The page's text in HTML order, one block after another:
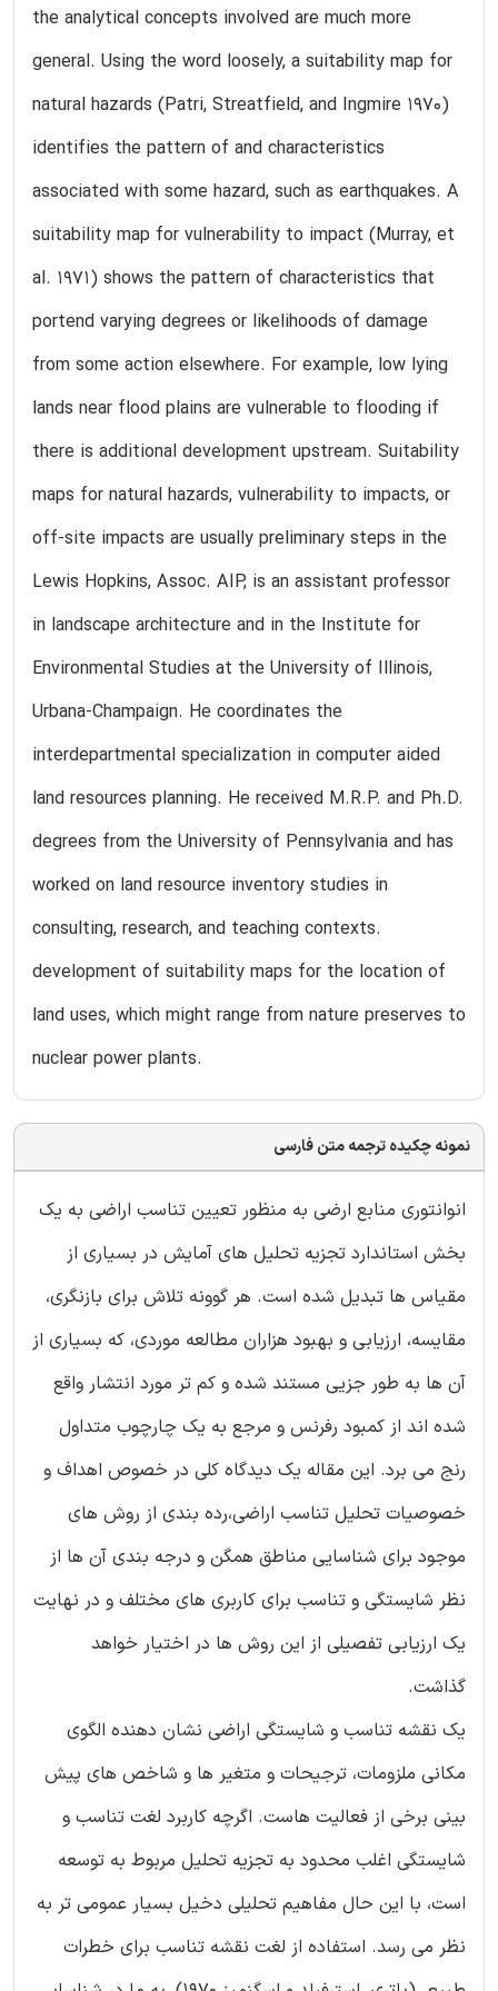
the analytical concepts involved are much more
general. Using the word loosely, a suitability map for
natural hazards (Patri, Streatfield, and Ingmire 1970)
identifies the pattern of and characteristics
associated with some hazard, such as earthquakes. A
suitability map for vulnerability to impact (Murray, et
al. 1971) shows the pattern of characteristics that
portend varying degrees or likelihoods of damage
from some action elsewhere. For example, low lying
lands near flood plains are vulnerable to flooding if
there is additional development upstream. Suitability
maps for natural hazards, vulnerability to impacts, or
off-site impacts are usually preliminary steps in the
Lewis Hopkins, Assoc. AIP, is an assistant professor
in landscape architecture and in the Institute for
Environmental Studies at the University of Illinois,
Urbana-Champaign. He coordinates the
interdepartmental specialization in computer aided
land resources planning. He received M.R.P. and Ph.D.
degrees from the University of Pennsylvania and has
worked on land resource inventory studies in
consulting, research, and teaching contexts.
development of suitability maps for the location of
land uses, which might range from nature preserves to
nuclear power plants.
نمونه چکیده ترجمه متن فارسی
انوانتوری منابع ارضی به منظور تعیین تناسب اراضی به یک
بخش استاندارد تجزیه تحلیل های آمایش در بسیاری از
مقیاس ها تبدیل شده است. هر گوونه تلاش برای بازنگری،
مقایسه، ارزیابی و بهبود هزاران مطالعه موردی، که بسیاری از
آن ها به طور جزیی مستند شده و کم تر مورد انتشار واقع
شده اند از کمبود رفرنس و مرجع به یک چارچوب متداول
رنج می برد. این مقاله یک دیدگاه کلی در خصوص اهداف و
خصوصیات تحلیل تناسب اراضی،رده بندی از روش های
موجود برای شناسایی مناطق همگن و درجه بندی آن ها از
نظر شایستگی و تناسب برای کاربری های مختلف و در نهایت
یک ارزیابی تفصیلی از این روش ها در اختیار خواهد
گذاشت.
یک نقشه تناسب و شایستگی اراضی نشان دهنده الگوی
مکانی ملزومات، ترجیحات و متغیر ها و شاخص های پیش
بینی برخی از فعالیت هاست. اگرچه کاربرد لغت تناسب و
شایستگی اغلب محدود به تجزیه تحلیل مربوط به توسعه
است، با این حال مفاهیم تحلیلی دخیل بسیار عمومی تر به
نظر می رسد. استفاده از لغت نقشه تناسب برای خطرات